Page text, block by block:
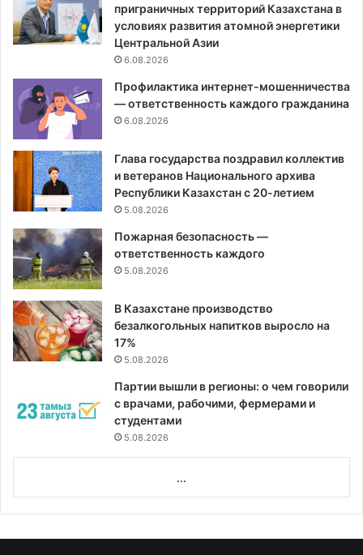
приграничных территорий Казахстана в
условиях развития атомной энергетики
Центральной Азии
6.08.2026
Профилактика интернет-мошенничества
— ответственность каждого гражданина
6.08.2026
Глава государства поздравил коллектив
и ветеранов Национального архива
Республики Казахстан с 20-летием
5.08.2026
Пожарная безопасность —
ответственность каждого
5.08.2026
В Казахстане производство
безалкогольных напитков выросло на
17%
5.08.2026
Партии вышли в регионы: о чем говорили
с врачами, рабочими, фермерами и
студентами
5.08.2026
...